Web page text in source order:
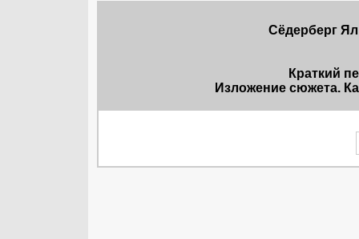
Сёдерберг
Краткий
Изложение сюжета.